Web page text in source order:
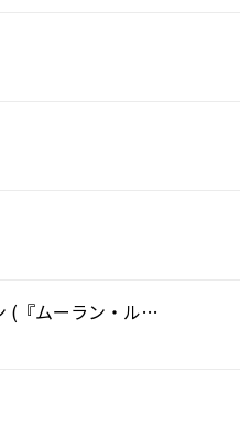
ビコーズ・ウィ・キャン (『ムーラン・ルージュ』より)